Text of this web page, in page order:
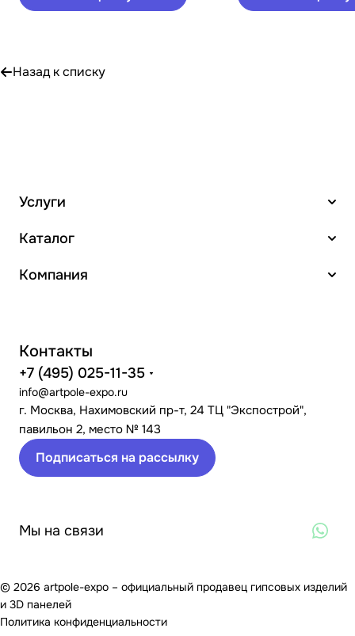
Назад к списку
Услуги
Каталог
Компания
Контакты
+7 (495) 025-11-35
info@artpole-expo.ru
г. Москва, Нахимовский пр-т, 24 ТЦ "Экспострой",
павильон 2, место № 143
Подписаться на рассылку
Мы на связи
© 2026 artpole-expo – официальный продавец гипсовых изделий
и 3D панелей
Политика конфиденциальности